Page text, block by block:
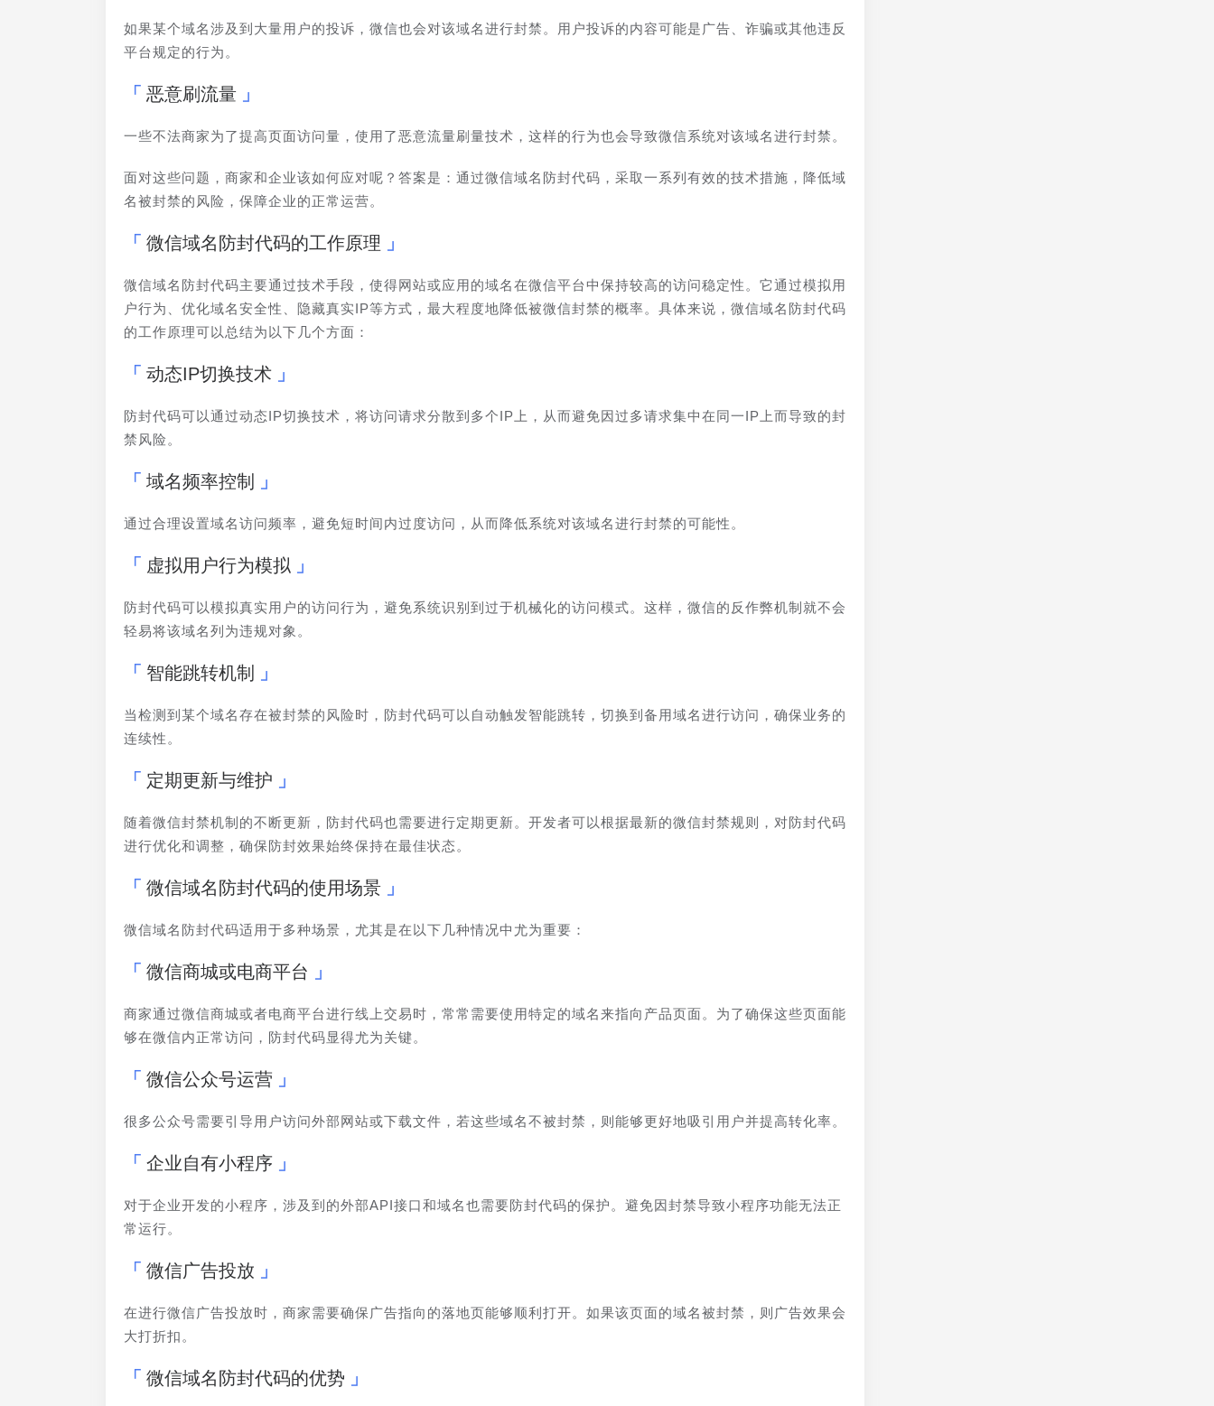
如果某个域名涉及到大量用户的投诉，微信也会对该域名进行封禁。用户投诉的内容可能是广告、诈骗或其他违反
平台规定的行为。
恶意刷流量
一些不法商家为了提高页面访问量，使用了恶意流量刷量技术，这样的行为也会导致微信系统对该域名进行封禁。
面对这些问题，商家和企业该如何应对呢？答案是：通过微信域名防封代码，采取一系列有效的技术措施，降低域
名被封禁的风险，保障企业的正常运营。
微信域名防封代码的工作原理
微信域名防封代码主要通过技术手段，使得网站或应用的域名在微信平台中保持较高的访问稳定性。它通过模拟用
户行为、优化域名安全性、隐藏真实IP等方式，最大程度地降低被微信封禁的概率。具体来说，微信域名防封代码
的工作原理可以总结为以下几个方面：
动态IP切换技术
防封代码可以通过动态IP切换技术，将访问请求分散到多个IP上，从而避免因过多请求集中在同一IP上而导致的封
禁风险。
域名频率控制
通过合理设置域名访问频率，避免短时间内过度访问，从而降低系统对该域名进行封禁的可能性。
虚拟用户行为模拟
防封代码可以模拟真实用户的访问行为，避免系统识别到过于机械化的访问模式。这样，微信的反作弊机制就不会
轻易将该域名列为违规对象。
智能跳转机制
当检测到某个域名存在被封禁的风险时，防封代码可以自动触发智能跳转，切换到备用域名进行访问，确保业务的
连续性。
定期更新与维护
随着微信封禁机制的不断更新，防封代码也需要进行定期更新。开发者可以根据最新的微信封禁规则，对防封代码
进行优化和调整，确保防封效果始终保持在最佳状态。
微信域名防封代码的使用场景
微信域名防封代码适用于多种场景，尤其是在以下几种情况中尤为重要：
微信商城或电商平台
商家通过微信商城或者电商平台进行线上交易时，常常需要使用特定的域名来指向产品页面。为了确保这些页面能
够在微信内正常访问，防封代码显得尤为关键。
微信公众号运营
很多公众号需要引导用户访问外部网站或下载文件，若这些域名不被封禁，则能够更好地吸引用户并提高转化率。
企业自有小程序
对于企业开发的小程序，涉及到的外部API接口和域名也需要防封代码的保护。避免因封禁导致小程序功能无法正
常运行。
微信广告投放
在进行微信广告投放时，商家需要确保广告指向的落地页能够顺利打开。如果该页面的域名被封禁，则广告效果会
大打折扣。
微信域名防封代码的优势